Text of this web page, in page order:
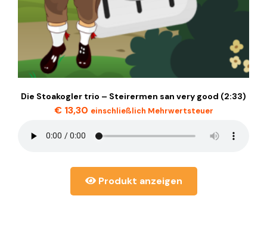
Die Stoakogler trio – Steirermen san very good (2:33)
€13,30 einschließlich Mehrwertsteuer
Produkt anzeigen